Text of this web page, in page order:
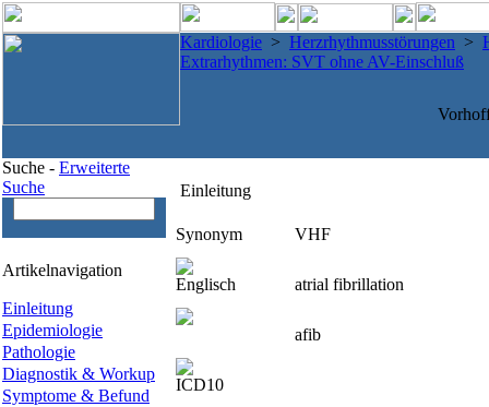
Kardiologie > Herzrhythmusstörungen >
Extrarhythmen: SVT ohne AV-Einschluß
Suche - Erweiterte
Suche
Artikelnavigation
Einleitung
Epidemiologie
Pathologie
Diagnostik & Workup
Symptome & Befund
Einleitung
Synonym VHF
Englisch atrial fibrillation
afib
ICD10